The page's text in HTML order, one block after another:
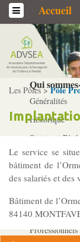
Accueil
L’association
Qui
Généralités
Historique
Statuts et
Nos
Acteurs
Professionnels
Les Pôles >Pôle
Le service se
bâtiment de
des salariés et des
Bâtiment de
84140